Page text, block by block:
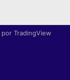
por TradingView